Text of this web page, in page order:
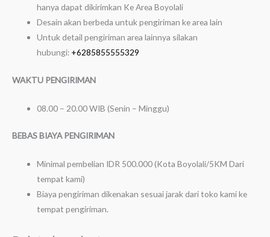
hanya dapat dikirimkan Ke Area Boyolali
Desain akan berbeda untuk pengiriman ke area lain
Untuk detail pengiriman area lainnya silakan
hubungi: +6285855555329
WAKTU PENGIRIMAN
08.00 – 20.00 WIB (Senin – Minggu)
BEBAS BIAYA PENGIRIMAN
Minimal pembelian IDR 500.000 (Kota Boyolali/5KM Dari
tempat kami)
Biaya pengiriman dikenakan sesuai jarak dari toko kami ke
tempat pengiriman.